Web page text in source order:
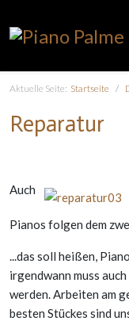
Aktuelle Seite: Startseite
Reparatur
Auch
Pianos folgen dem
...das soll heißen,
irgendwann muss
werden. Arbeiten am
besten Stückes sind